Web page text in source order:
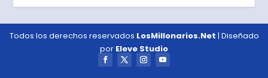
Todos los derechos reservados LosMillonarios.Net | Diseñado
por Eleve Studio